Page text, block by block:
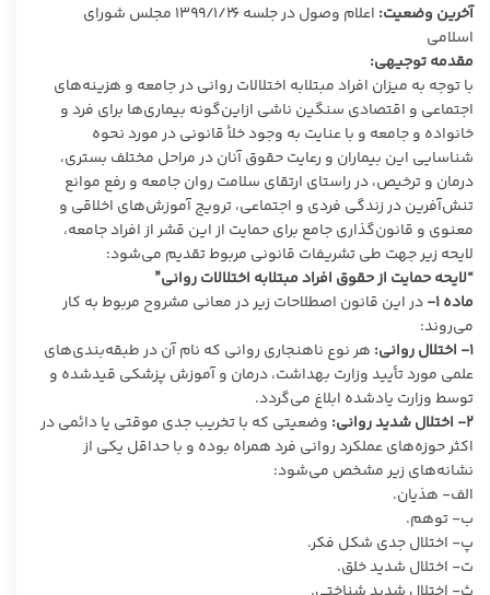
آخرین وضعیت:
اعلام وصول در جلسه ۱۳۹۹/۱/۲۶ مجلس شورای
اسلامی
مقدمه توجیهی:
با توجه به میزان افراد مبتلابه اختلالات روانی در جامعه و هزینه‌های
اجتماعی و اقتصادی سنگین ناشی ازاین‌گونه بیماری‌ها برای فرد و
خانواده و جامعه و با عنایت به وجود خلأ قانونی در مورد نحوه
شناسایی این بیماران و رعایت حقوق آنان در مراحل مختلف بستری،
درمان و ترخیص، در راستای ارتقای سلامت روان جامعه و رفع موانع
تنش‌آفرین در زندگی فردی و اجتماعی، ترویج آموزش‌های اخلاقی و
معنوی و قانون‌گذاری جامع برای حمایت از این قشر از افراد جامعه،
لایحه زیر جهت طی تشریفات قانونی مربوط تقدیم می‌شود:
“لایحه حمایت از حقوق افراد مبتلابه اختلالات روانی”
ماده۱- در این قانون اصطلاحات زیر در معانی مشروح مربوط به کار
می‌روند:
۱- اختلال روانی:
هر نوع ناهنجاری روانی که نام آن در طبقه‌بندی‌های
علمی مورد تأیید وزارت بهداشت، درمان و آموزش پزشکی قیدشده و
توسط وزارت یادشده ابلاغ می‌گردد.
۲- اختلال شدید روانی: وضعیتی که با تخریب جدی موقتی یا دائمی در
اکثر حوزه‌های عملکرد روانی فرد همراه بوده و با حداقل یکی از
نشانه‌های زیر مشخص می‌شود:
الف- هذیان.
ب- توهم.
پ- اختلال جدی شکل فکر.
ت- اختلال شدید خلق.